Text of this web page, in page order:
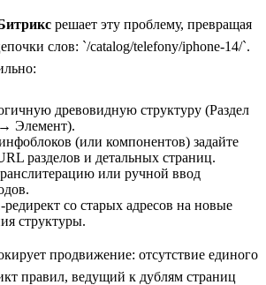
решает эту проблему, превращая
слов: `/catalog/telefony/iphone-14/`.
древовидную структуру (Раздел
Элемент).
(или компонентов) задайте
разделов и детальных страниц.
или ручной ввод
со старых адресов на новые
структуры.
продвижение: отсутствие единого
правил, ведущий к дублям страниц